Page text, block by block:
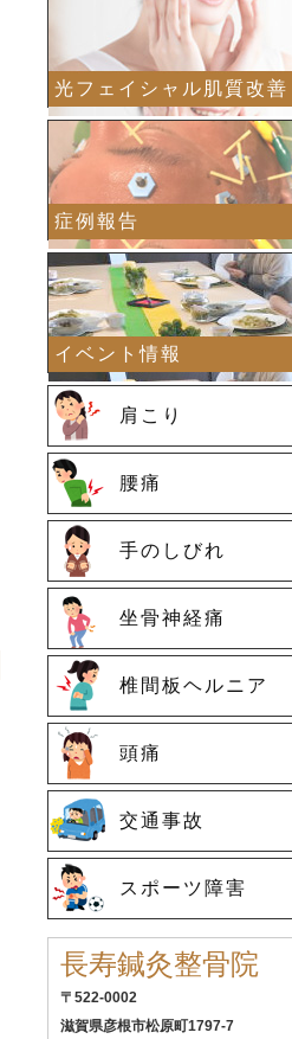
光フェイシャル肌質改善
症例報告
イベント情報
肩こり
腰痛
手のしびれ
坐骨神経痛
椎間板ヘルニア
頭痛
交通事故
スポーツ障害
長寿鍼灸整骨院
〒522-0002
滋賀県彦根市松原町1797-7